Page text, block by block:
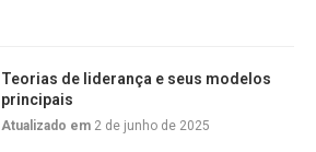
Teorias de liderança e seus modelos
principais
Atualizado em 2 de junho de 2025